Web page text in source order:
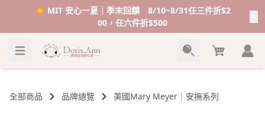
☀️ MIT 安心一夏｜季末回饋 8/10~8/31任三件折$2
00，任六件折$500
Cart
全部商品 品牌總覽 美國Mary Meyer｜安撫系列